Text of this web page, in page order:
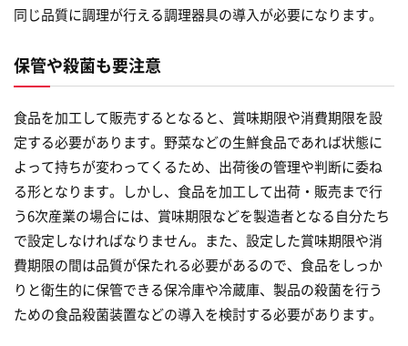
同じ品質に調理が行える調理器具の導入が必要になります。
保管や殺菌も要注意
食品を加工して販売するとなると、賞味期限や消費期限を設
定する必要があります。野菜などの生鮮食品であれば状態に
よって持ちが変わってくるため、出荷後の管理や判断に委ね
る形となります。しかし、食品を加工して出荷・販売まで行
う6次産業の場合には、賞味期限などを製造者となる自分たち
で設定しなければなりません。また、設定した賞味期限や消
費期限の間は品質が保たれる必要があるので、食品をしっか
りと衛生的に保管できる保冷庫や冷蔵庫、製品の殺菌を行う
ための食品殺菌装置などの導入を検討する必要があります。